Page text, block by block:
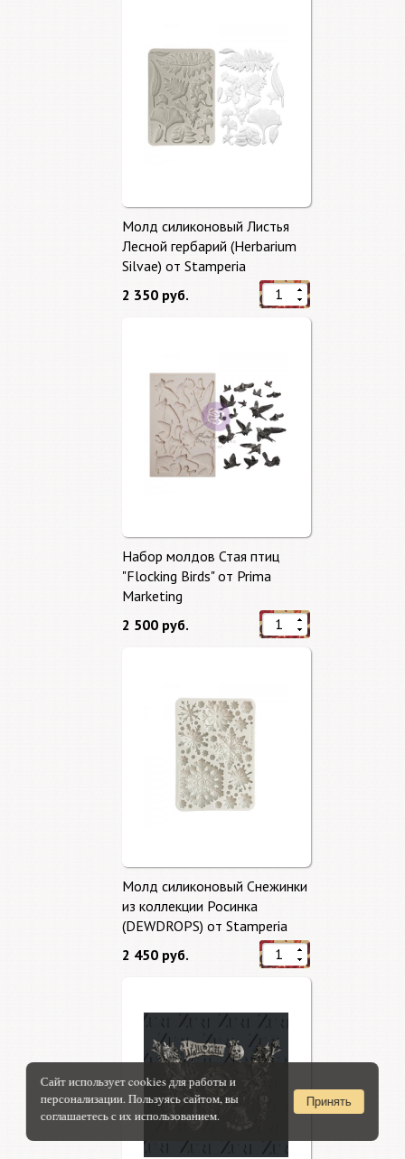
Молд силиконовый Листья
Лесной гербарий (Herbarium
Silvae) от Stamperia
2 350 руб.
Набор молдов Стая птиц
"Flocking Birds" от Prima
Marketing
2 500 руб.
Молд силиконовый Снежинки
из коллекции Росинка
(DEWDROPS) от Stamperia
2 450 руб.
Сайт использует cookies для работы и
персонализации. Пользуясь сайтом, вы
соглашаетесь с их использованием.
Принять